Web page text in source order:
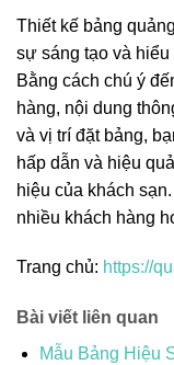
Thiết kế bảng
sự sáng tạo và
Bằng cách chú ý
hàng, nội dung
và vị trí đặt bảng,
hấp dẫn và hiệu
hiệu của khách
nhiều khách hàng
Trang chủ: https://
Bài viết liên quan
Mẫu Bảng Hiệu